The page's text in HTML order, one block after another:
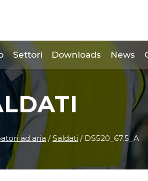
Settori Downloads News
ad aria / Saldati / DS520_67.5_A